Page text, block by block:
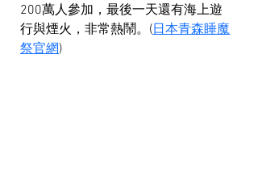
200萬人參加，最後一天還有海上遊
行與煙火，非常熱鬧。(日本青森睡魔
祭官網)